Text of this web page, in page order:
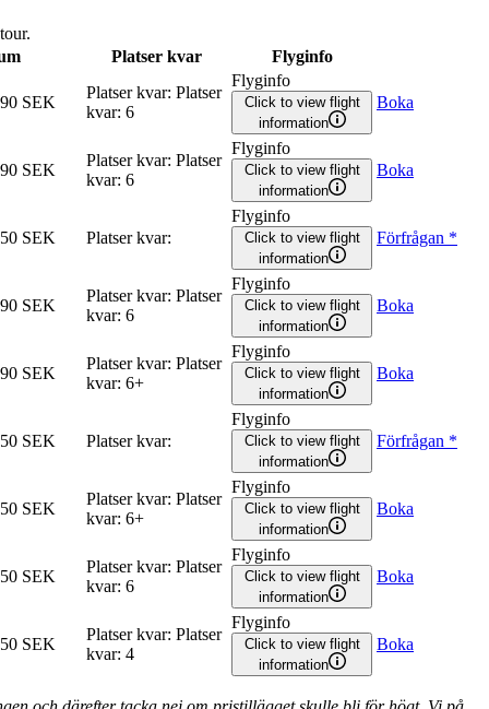
Platser kvar Flyginfo
SEK
Platser kvar: Platser
kvar: 6
Flyginfo
Click to view flight
information
Boka
SEK
Platser kvar: Platser
kvar: 6
Flyginfo
Click to view flight
information
Boka
SEK Platser kvar:
Flyginfo
Click to view flight
information
Förfrågan *
SEK
Platser kvar: Platser
kvar: 6
Flyginfo
Click to view flight
information
Boka
SEK
Platser kvar: Platser
kvar: 6+
Flyginfo
Click to view flight
information
Boka
SEK Platser kvar:
Flyginfo
Click to view flight
information
Förfrågan *
SEK
Platser kvar: Platser
kvar: 6+
Flyginfo
Click to view flight
information
Boka
SEK
Platser kvar: Platser
kvar: 6
Flyginfo
Click to view flight
information
Boka
SEK
Platser kvar: Platser
kvar: 4
Flyginfo
Click to view flight
information
Boka